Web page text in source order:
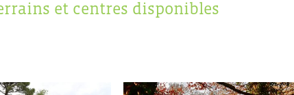
et centres disponibles